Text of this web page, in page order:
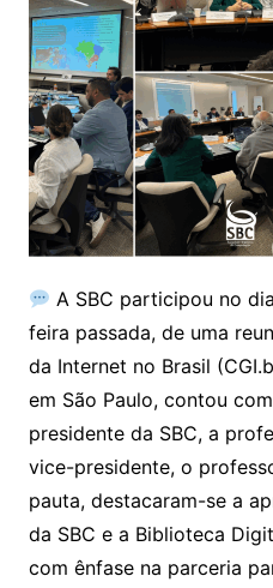
A SBC participou no
feira passada, de uma
da Internet no Brasil
em São Paulo, contou
presidente da SBC, a
vice-presidente, o
pauta, destacaram-se a
da SBC e a Biblioteca
com ênfase na parceria